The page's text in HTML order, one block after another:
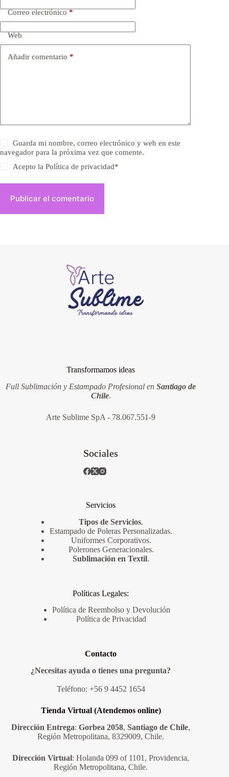
Correo electrónico *
Web
Añadir comentario *
Guarda mi nombre, correo electrónico y web en este
navegador para la próxima vez que comente.
Acepto laPolítica de privacidad*
Publicar el comentario
Transformamos ideas
Full Sublimación y Estampado Profesional enSantiago de
Chile.
Arte Sublime SpA - 78.067.551-9
Sociales
Servicios
Tipos de Servicios.
Estampado de Poleras Personalizadas.
Uniformes Corporativos.
Polerones Generacionales.
Sublimación en Textil.
Políticas Legales:
Política de Reembolso y Devolución
Política de Privacidad
Contacto
¿Necesitas ayuda o tienes una pregunta?
Teléfono: +56 9 4452 1654
Tienda Virtual (Atendemos online)
Dirección Entrega:Gorbea 2058,Santiago de Chile,
Región Metropolitana, 8329009, Chile.
Dirección Virtual: Holanda 099 of 1101, Providencia,
Región Metropolitana, Chile.